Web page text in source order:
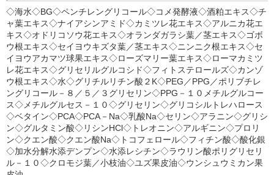
◇海水◇BG◇ペンチレングリコール◇コメ発酵液◇酒粕エキス◇チ
ャ葉エキス◇ナイアシンアミド◇カミツレ花エキス◇アルニカ花エ
キス◇オドリコソウ花エキス◇オランダガラシ葉／茎エキス◇ゴボ
ウ根エキス◇セイヨウキズタ葉／茎エキス◇ニンニク根エキス◇セ
イヨウアカマツ球果エキス◇ローズマリー葉エキス◇ローマカミツ
レ花エキス◇グリセリルグルコシド◇フィトステロールズ◇カンゾ
ウ根エキス◇水◇グリチルリチン酸２K◇PEG／PPG／ポリブチレ
ングリコール－８／５／３グリセリン◇PPG－１０メチルグルコー
ス◇メチルグルセス－１０◇グリセリン◇グリコシルトレハロース
◇ベタイン◇PCA◇PCA－Na◇乳酸Na◇セリン◇アラニン◇グリシ
ン◇グルタミン酸◇リシンHCl◇トレオニン◇アルギニン◇プロリ
ン◇クエン酸◇クエン酸Na◇トコフェロール◇フィチン酸◇酸化銀
◇加水分解水添デンプン◇水添レシチン◇ラウリン酸ポリグリセリ
ル－１０◇クロモジ葉／小枝油◇ユズ果皮油◇ウンシュウミカン果